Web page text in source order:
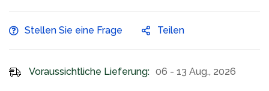
Stellen Sie eine Frage Teilen
Voraussichtliche Lieferung: 06 - 13 Aug., 2026